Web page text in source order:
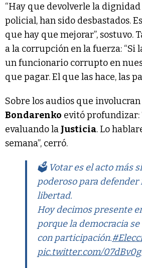
“Hay que devolverle la
policial, han sido desbastados.
que hay que mejorar”, sostuvo.
a la corrupción en la fuerza: “Si
un funcionario corrupto en
que pagar. El que las hace, las
Sobre los audios que involucran
Bondarenko evitó profundizar:
evaluando la Justicia. Lo
semana”, cerró.
🗳️ Votar es el acto más
poderoso para defender
libertad.
Hoy decimos presente
porque la democracia
con participación.
pic.twitter.com/